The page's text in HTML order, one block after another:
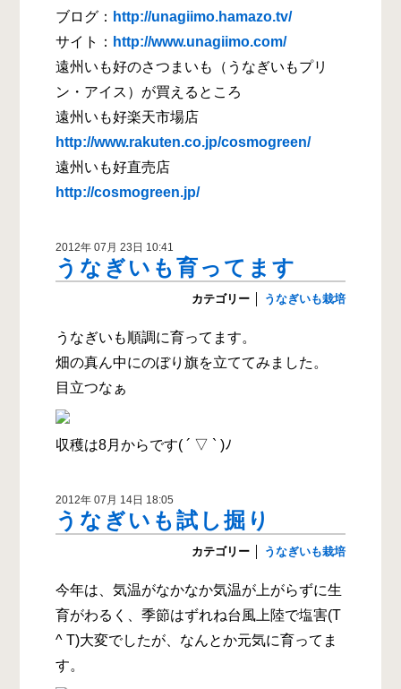
ブログ： http://unagiimo.hamazo.tv/
サイト： http://www.unagiimo.com/
遠州いも好のさつまいも（うなぎいもプリ
ン・アイス）が買えるところ
遠州いも好楽天市場店
http://www.rakuten.co.jp/cosmogreen/
遠州いも好直売店
http://cosmogreen.jp/
2012年 07月 23日 10:41
うなぎいも育ってます
カテゴリー うなぎいも栽培
うなぎいも順調に育ってます。
畑の真ん中にのぼり旗を立ててみました。
目立つなぁ
収穫は8月からです( ´ ▽ ` )ﾉ
2012年 07月 14日 18:05
うなぎいも試し掘り
カテゴリー うなぎいも栽培
今年は、気温がなかなか気温が上がらずに生
育がわるく、季節はずれね台風上陸で塩害(T
^ T)大変でしたが、なんとか元気に育ってま
す。